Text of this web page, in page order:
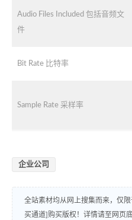
Audio Files Included 包括音频文
件
Bit Rate 比特率
Sample Rate 采样率
企业公司
全站素材均从网上搜集而来，仅
买通道]购买版权！详情请至网页